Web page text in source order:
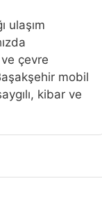
ulaşım
çevre
mobil
kibar ve